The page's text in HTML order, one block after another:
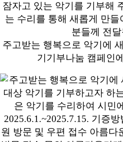
잠자고 있는 악기를 기부해
는 수리를 통해 새롭게 만
분들께 전
주고받는 행복으로 악기에
기기부나눔 캠페인